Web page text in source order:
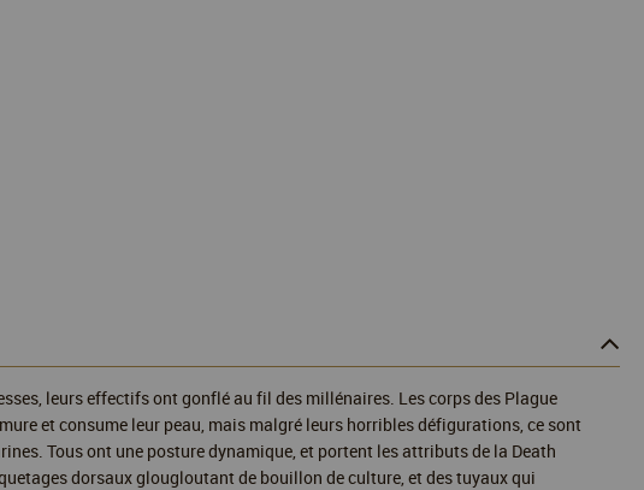
leurs effectifs ont gonflé au fil des millénaires. Les corps des Plague
et consume leur peau, mais malgré leurs horribles défigurations, ce sont
Tous ont une posture dynamique, et portent les attributs de la Death
dorsaux glougloutant de bouillon de culture, et des tuyaux qui